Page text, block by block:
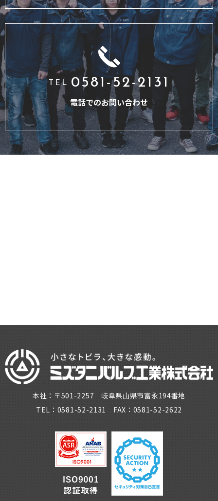
TEL 0581-52-2131
電話でのお問い合わせ
本社：〒501-2257 岐阜県山県市富永194番地
TEL：0581-52-2131 FAX：0581-52-2622